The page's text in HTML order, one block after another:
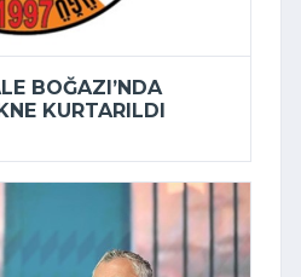
BOĞAZI’NDA
KURTARILDI